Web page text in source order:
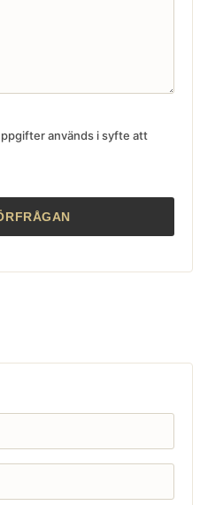
används i syfte att